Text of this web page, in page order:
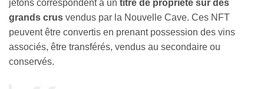
jetons correspondent à un titre de propriété sur des
grands crus vendus par la Nouvelle Cave. Ces NFT
peuvent être convertis en prenant possession des vins
associés, être transférés, vendus au secondaire ou
conservés.